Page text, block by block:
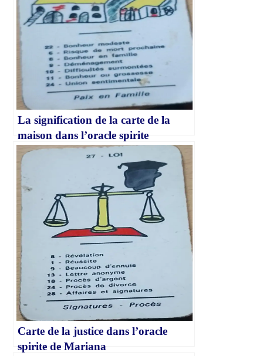
La signification de la carte de la
maison dans l’oracle spirite
Carte de la justice dans l’oracle
spirite de Mariana